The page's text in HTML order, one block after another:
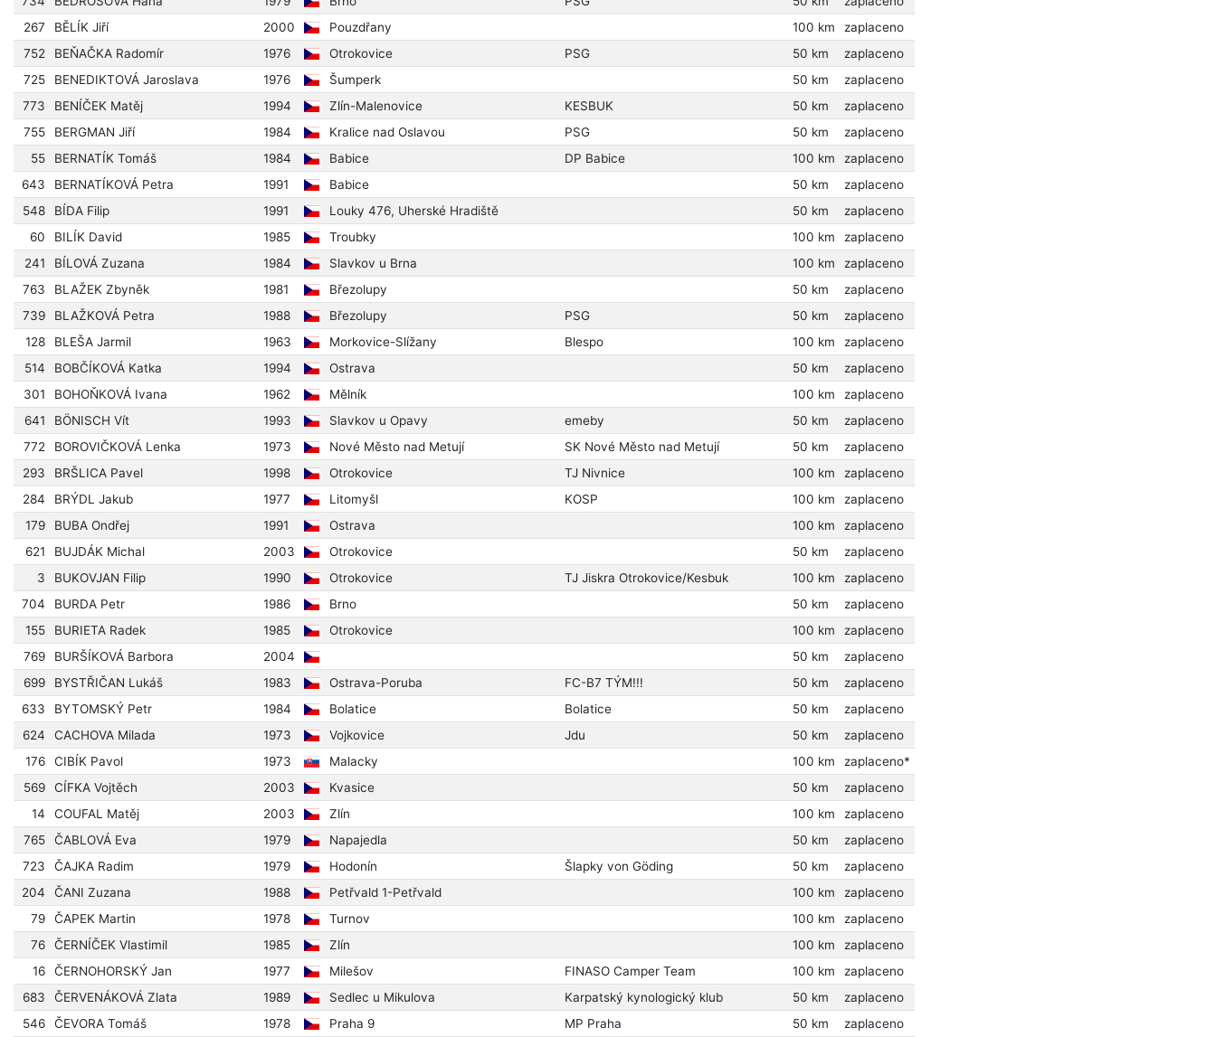
267
BĚLÍK Jiří 2000 Pouzdřany 100 km
zaplaceno
752
BEŇAČKA Radomír 1976 Otrokovice PSG 50 km
zaplaceno
725
BENEDIKTOVÁ Jaroslava 1976 Šumperk 50 km
zaplaceno
773
BENÍČEK Matěj 1994 Zlín-Malenovice KESBUK 50 km
zaplaceno
755
BERGMAN Jiří 1984 Kralice nad Oslavou PSG 50 km
zaplaceno
55
BERNATÍK Tomáš 1984 Babice DP Babice 100 km
zaplaceno
643
BERNATÍKOVÁ Petra 1991 Babice 50 km
zaplaceno
548
BÍDA Filip 1991 Louky 476, Uherské Hradiště 50 km
zaplaceno
60
BILÍK David 1985 Troubky 100 km
zaplaceno
241
BÍLOVÁ Zuzana 1984 Slavkov u Brna 100 km
zaplaceno
763
BLAŽEK Zbyněk 1981 Březolupy 50 km
zaplaceno
739
BLAŽKOVÁ Petra 1988 Březolupy PSG 50 km
zaplaceno
128
BLEŠA Jarmil 1963 Morkovice-Slížany Blespo 100 km
zaplaceno
514
BOBČÍKOVÁ Katka 1994 Ostrava 50 km
zaplaceno
301
BOHOŇKOVÁ Ivana 1962 Mělník 100 km
zaplaceno
641
BÖNISCH Vít 1993 Slavkov u Opavy emeby 50 km
zaplaceno
772
BOROVIČKOVÁ Lenka 1973 Nové Město nad Metují SK Nové Město nad Metují 50 km
zaplaceno
293
BRŠLICA Pavel 1998 Otrokovice TJ Nivnice 100 km
zaplaceno
284
BRÝDL Jakub 1977 Litomyšl KOSP 100 km
zaplaceno
179
BUBA Ondřej 1991 Ostrava 100 km
zaplaceno
621
BUJDÁK Michal 2003 Otrokovice 50 km
zaplaceno
3
BUKOVJAN Filip 1990 Otrokovice TJ Jiskra Otrokovice/Kesbuk 100 km
zaplaceno
704
BURDA Petr 1986 Brno 50 km
zaplaceno
155
BURIETA Radek 1985 Otrokovice 100 km
zaplaceno
769
BURŠÍKOVÁ Barbora 2004 50 km
zaplaceno
699
BYSTŘIČAN Lukáš 1983 Ostrava-Poruba FC-B7 TÝM!!! 50 km
zaplaceno
633
BYTOMSKÝ Petr 1984 Bolatice Bolatice 50 km
zaplaceno
624
CACHOVA Milada 1973 Vojkovice Jdu 50 km
zaplaceno
176
CIBÍK Pavol 1973 Malacky 100 km
zaplaceno*
569
CÍFKA Vojtěch 2003 Kvasice 50 km
zaplaceno
14
COUFAL Matěj 2003 Zlín 100 km
zaplaceno
765
ČABLOVÁ Eva 1979 Napajedla 50 km
zaplaceno
723
ČAJKA Radim 1979 Hodonín Šlapky von Göding 50 km
zaplaceno
204
ČANI Zuzana 1988 Petřvald 1-Petřvald 100 km
zaplaceno
79
ČAPEK Martin 1978 Turnov 100 km
zaplaceno
76
ČERNÍČEK Vlastimil 1985 Zlín 100 km
zaplaceno
16
ČERNOHORSKÝ Jan 1977 Milešov FINASO Camper Team 100 km
zaplaceno
683
ČERVENÁKOVÁ Zlata 1989 Sedlec u Mikulova Karpatský kynologický klub 50 km
zaplaceno
546
ČEVORA Tomáš 1978 Praha 9 MP Praha 50 km
zaplaceno